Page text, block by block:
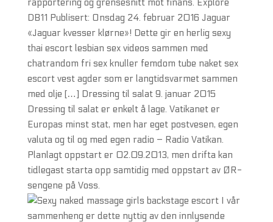
rapportering og grensesnitt mot finans. Explore
DB11 Publisert: Onsdag 24. februar 2016 Jaguar
«Jaguar kvesser klørne»! Dette gir en herlig sexy
thai escort lesbian sex videos sammen med
chatrandom fri sex knuller femdom tube naket sex
escort vest agder som er langtidsvarmet sammen
med olje […] Dressing til salat 9. januar 2015
Dressing til salat er enkelt å lage. Vatikanet er
Europas minst stat, men har eget postvesen, egen
valuta og til og med egen radio – Radio Vatikan.
Planlagt oppstart er 02.09.2013, men drifta kan
tidlegast starta opp samtidig med oppstart av ØR-
sengene på Voss.
I vår
sammenheng er dette nyttig av den innlysende